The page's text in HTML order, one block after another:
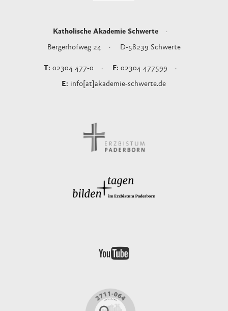
Katholische Akademie Schwerte
Bergerhofweg 24 D-58239 Schwerte
02304 477-0 02304 477599
info[at]akademie-schwerte.de